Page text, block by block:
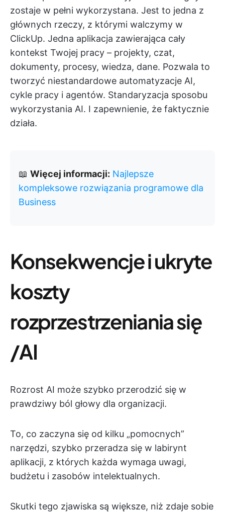
zostaje w pełni wykorzystana. Jest to jedna z
głównych rzeczy, z którymi walczymy w
ClickUp. Jedna aplikacja zawierająca cały
kontekst Twojej pracy – projekty, czat,
dokumenty, procesy, wiedza, dane. Pozwala to
tworzyć niestandardowe automatyzacje AI,
cykle pracy i agentów. Standaryzacja sposobu
wykorzystania AI. I zapewnienie, że faktycznie
działa.
📖 Więcej informacji: Najlepsze
kompleksowe rozwiązania programowe dla
Business
Konsekwencje i ukryte
koszty
rozprzestrzeniania się
/AI
Rozrost AI może szybko przerodzić się w
prawdziwy ból głowy dla organizacji.
To, co zaczyna się od kilku „pomocnych”
narzędzi, szybko przeradza się w labirynt
aplikacji, z których każda wymaga uwagi,
budżetu i zasobów intelektualnych.
Skutki tego zjawiska są większe, niż zdaje sobie